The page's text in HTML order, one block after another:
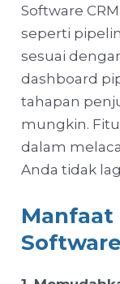
Software
seperti
sesuai
dashboard
tahapan
mungkin.
dalam
Anda tidak